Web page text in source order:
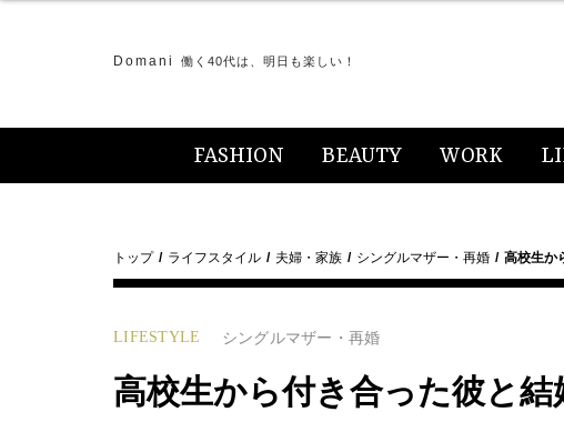
Domani 働く40代は、明日も楽しい！
FASHION BEAUTY WORK
トップ ライフスタイル 夫婦・家族 シングルマザー・再婚 高校生か
LIFESTYLE シングルマザー・再婚
高校生から付き合った彼と